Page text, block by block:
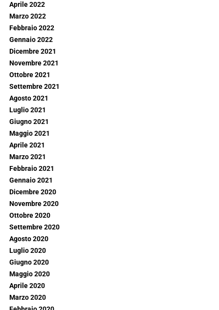
Aprile 2022
Marzo 2022
Febbraio 2022
Gennaio 2022
Dicembre 2021
Novembre 2021
Ottobre 2021
Settembre 2021
Agosto 2021
Luglio 2021
Giugno 2021
Maggio 2021
Aprile 2021
Marzo 2021
Febbraio 2021
Gennaio 2021
Dicembre 2020
Novembre 2020
Ottobre 2020
Settembre 2020
Agosto 2020
Luglio 2020
Giugno 2020
Maggio 2020
Aprile 2020
Marzo 2020